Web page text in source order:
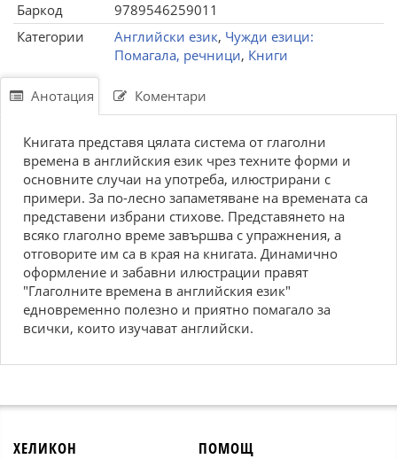
Баркод
9789546259011
Категории
Английски език, Чужди езици:
Помагала, речници, Книги
Анотация Коментари
Книгата представя цялата система от глаголни
времена в английския език чрез техните форми и
основните случаи на употреба, илюстрирани с
примери. За по-лесно запаметяване на времената са
представени избрани стихове. Представянето на
всяко глаголно време завършва с упражнения, а
отговорите им са в края на книгата. Динамично
оформление и забавни илюстрации правят
"Глаголните времена в английския език"
едновременно полезно и приятно помагало за
всички, които изучават английски.
ХЕЛИКОН ПОМОЩ